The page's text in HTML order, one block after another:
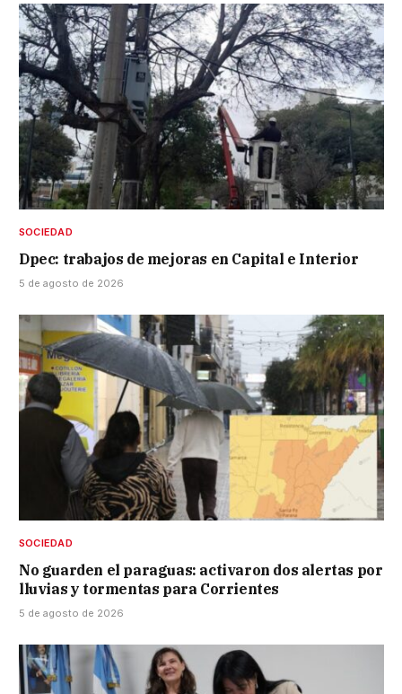
SOCIEDAD
Dpec: trabajos de mejoras en Capital e Interior
5 de agosto de 2026
SOCIEDAD
No guarden el paraguas: activaron dos alertas por
lluvias y tormentas para Corrientes
5 de agosto de 2026